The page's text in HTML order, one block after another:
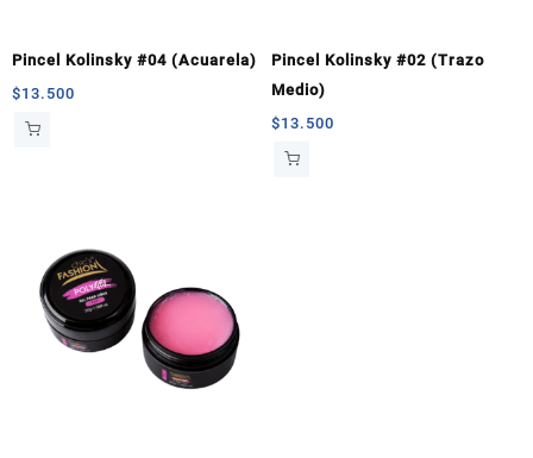
Pincel Kolinsky #04 (Acuarela)
$13.500
Pincel Kolinsky #02 (Trazo
Medio)
$13.500